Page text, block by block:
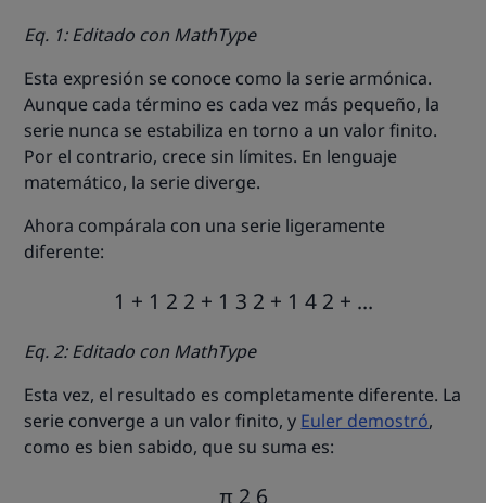
Eq. 1: Editado con MathType
Esta expresión se conoce como la serie armónica.
Aunque cada término es cada vez más pequeño, la
serie nunca se estabiliza en torno a un valor finito.
Por el contrario, crece sin límites. En lenguaje
matemático, la serie diverge.
Ahora compárala con una serie ligeramente
diferente:
1 + 1 2 2 + 1 3 2 + 1 4 2 + …
Eq. 2: Editado con MathType
Esta vez, el resultado es completamente diferente. La
serie converge a un valor finito, y Euler demostró,
como es bien sabido, que su suma es:
π 2 6